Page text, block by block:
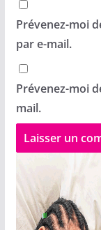
Prévenez-moi
par e-mail.
Prévenez-moi
mail.